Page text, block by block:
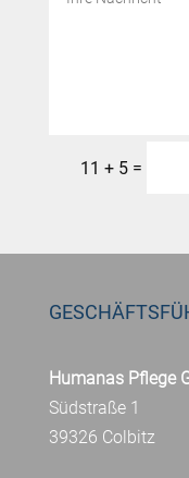
11 + 5 =
Humanas Pflege
Südstraße 1
39326 Colbitz